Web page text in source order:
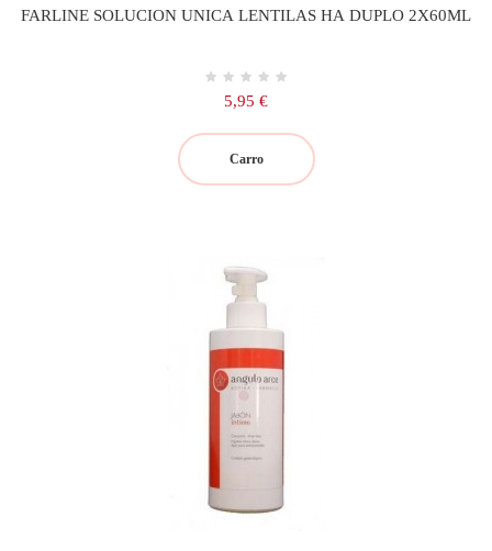
FARLINE SOLUCION UNICA LENTILAS HA DUPLO 2X60ML
Precio
5,95 €
Carro